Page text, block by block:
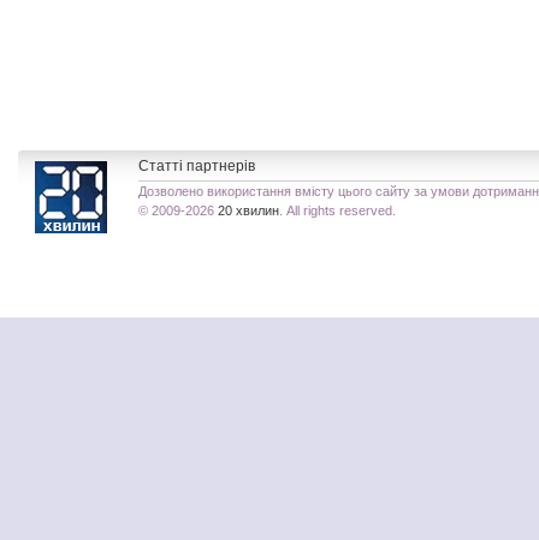
Статті партнерів
Дозволено використання вмісту цього сайту за умови
© 2009-2026 20 хвилин . All rights reserved.